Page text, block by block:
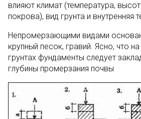
влияют климат (температура,
покрова), вид грунта и внутренняя
Непромерзающими видами
крупный песок, гравий. Ясно, что
грунтах фундаменты следует
глубины промерзания почвы